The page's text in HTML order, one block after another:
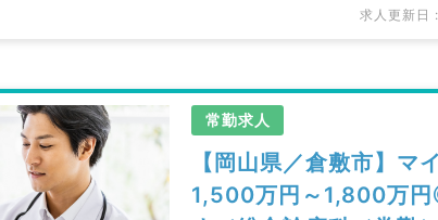
求人更新
常勤求人
【岡山県／倉敷市】マ
1,500万円～1,800万